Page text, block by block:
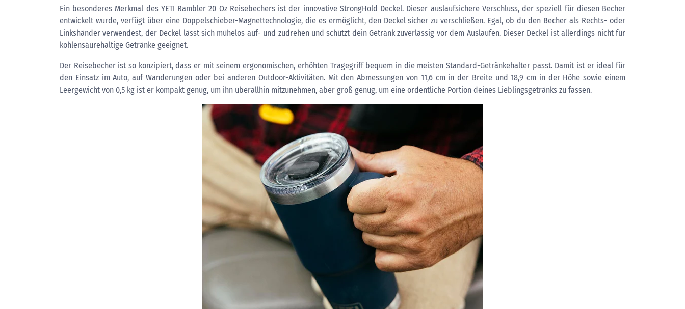
Ein besonderes Merkmal des YETI Rambler 20 Oz Reisebechers ist der innovative StrongHold Deckel. Dieser auslaufsichere Verschluss, der speziell für diesen Becher
entwickelt wurde, verfügt über eine Doppelschieber-Magnettechnologie, die es ermöglicht, den Deckel sicher zu verschließen. Egal, ob du den Becher als Rechts- oder
Linkshänder verwendest, der Deckel lässt sich mühelos auf- und zudrehen und schützt dein Getränk zuverlässig vor dem Auslaufen. Dieser Deckel ist allerdings nicht für
kohlensäurehaltige Getränke geeignet.
Der Reisebecher ist so konzipiert, dass er mit seinem ergonomischen, erhöhten Tragegriff bequem in die meisten Standard-Getränkehalter passt. Damit ist er ideal für
den Einsatz im Auto, auf Wanderungen oder bei anderen Outdoor-Aktivitäten. Mit den Abmessungen von 11,6 cm in der Breite und 18,9 cm in der Höhe sowie einem
Leergewicht von 0,5 kg ist er kompakt genug, um ihn überallhin mitzunehmen, aber groß genug, um eine ordentliche Portion deines Lieblingsgetränks zu fassen.